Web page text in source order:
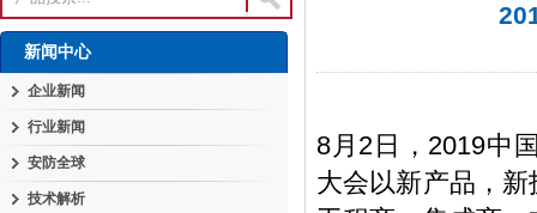
新闻中心
企业新闻
行业新闻
安防全球
技术解析
8月2日，2019中
大会以新产品，